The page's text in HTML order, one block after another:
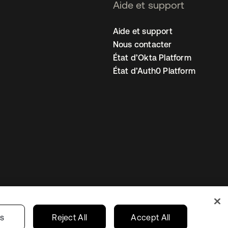
Aide et support
Aide et support
Nous contacter
État d’Okta Platform
État d’Auth0 Platform
des cookies France
Reject All Accept All